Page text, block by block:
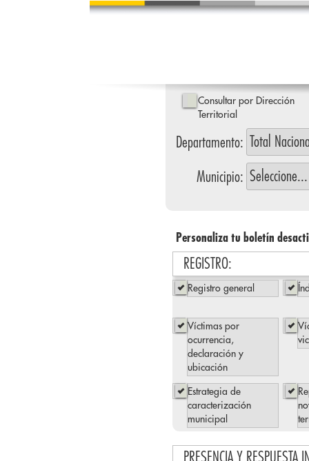
Consultar por Dirección
Territorial
Departamento:
Municipio:
Personaliza tu boletín
REGISTRO:
Registro general
Víctimas por
ocurrencia,
declaración y
ubicación
Estrategia de
caracterización
municipal
PRESENCIA Y RESPUESTA